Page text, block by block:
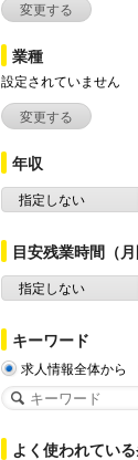
変更する
業種
設定されていません
変更する
年収
指定しない
目安残業時間（月
指定しない
キーワード
求人情報全体から
よく使われてい